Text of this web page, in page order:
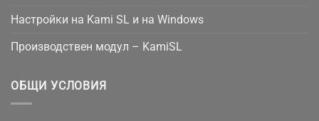
Настройки на Kami SL и на Windows
Производствен модул – KamiSL
ОБЩИ УСЛОВИЯ